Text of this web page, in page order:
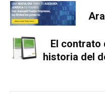
El contrato
historia del